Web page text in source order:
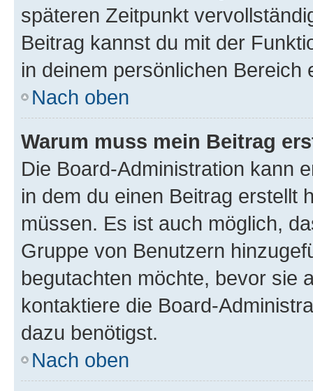
späteren Zeitpunkt
Beitrag kannst du mit der
in deinem persönlichen Bereich
Nach oben
Warum muss mein Beitrag
Die Board-Administration kann
in dem du einen Beitrag erstellt
müssen. Es ist auch möglich,
Gruppe von Benutzern
begutachten möchte, bevor sie
kontaktiere die Board-
dazu benötigst.
Nach oben